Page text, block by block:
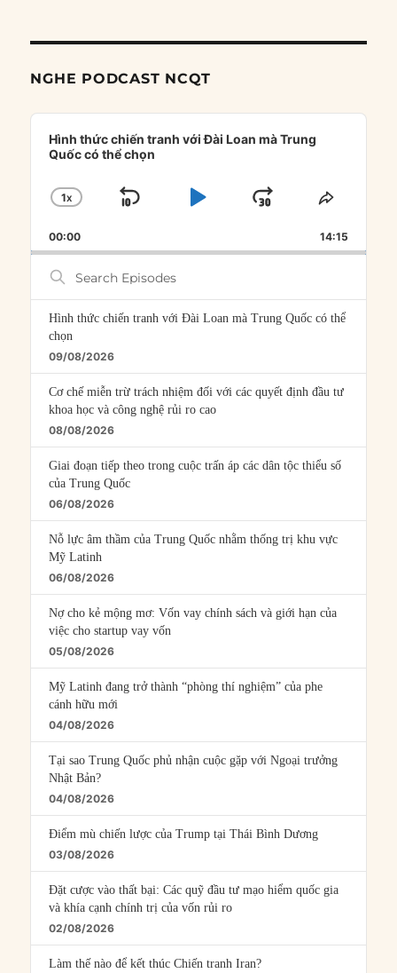
NGHE PODCAST NCQT
Audio
Player
Hình thức chiến tranh với Đài Loan mà Trung
Quốc có thể chọn
CHANGE
RATE
1X
SKIP
PLAYJUMP
FORWARD
SHARE
00:00 14:15
Search
Episodes
Hình thức chiến tranh với Đài Loan mà Trung Quốc có thể
chọn
09/08/2026
Cơ chế miễn trừ trách nhiệm đối với các quyết định đầu tư
khoa học và công nghệ rủi ro cao
08/08/2026
Giai đoạn tiếp theo trong cuộc trấn áp các dân tộc thiểu số
của Trung Quốc
06/08/2026
Nỗ lực âm thầm của Trung Quốc nhằm thống trị khu vực
Mỹ Latinh
06/08/2026
Nợ cho kẻ mộng mơ: Vốn vay chính sách và giới hạn của
việc cho startup vay vốn
05/08/2026
Mỹ Latinh đang trở thành “phòng thí nghiệm” của phe
cánh hữu mới
04/08/2026
Tại sao Trung Quốc phủ nhận cuộc gặp với Ngoại trưởng
Nhật Bản?
04/08/2026
Điểm mù chiến lược của Trump tại Thái Bình Dương
03/08/2026
Đặt cược vào thất bại: Các quỹ đầu tư mạo hiểm quốc gia
và khía cạnh chính trị của vốn rủi ro
02/08/2026
Làm thế nào để kết thúc Chiến tranh Iran?